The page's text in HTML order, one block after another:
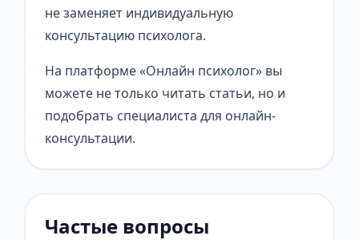
не заменяет индивидуальную
консультацию психолога.
На платформе «Онлайн психолог» вы
можете не только читать статьи, но и
подобрать специалиста для онлайн-
консультации.
Частые вопросы